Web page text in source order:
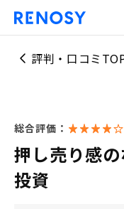
評判・口コミ
総合評価：
押し売り感
投資